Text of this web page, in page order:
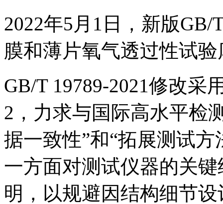
2022年5月1日，新版GB/
膜和薄片氧气透过性试
GB/T 19789-2021修改采
2，力求与国际高水平检
据一致性”和“拓展测试
一方面对测试仪器的关
明，以规避因结构细节